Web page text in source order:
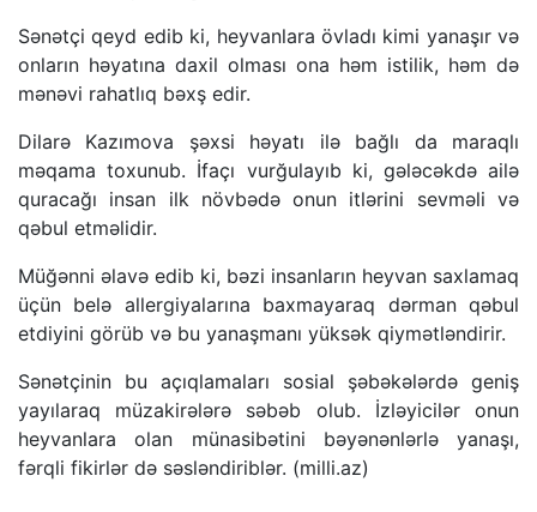
Sənətçi qeyd edib ki, heyvanlara övladı kimi yanaşır və
onların həyatına daxil olması ona həm istilik, həm də
mənəvi rahatlıq bəxş edir.
Dilarə Kazımova şəxsi həyatı ilə bağlı da maraqlı
məqama toxunub. İfaçı vurğulayıb ki, gələcəkdə ailə
quracağı insan ilk növbədə onun itlərini sevməli və
qəbul etməlidir.
Müğənni əlavə edib ki, bəzi insanların heyvan saxlamaq
üçün belə allergiyalarına baxmayaraq dərman qəbul
etdiyini görüb və bu yanaşmanı yüksək qiymətləndirir.
Sənətçinin bu açıqlamaları sosial şəbəkələrdə geniş
yayılaraq müzakirələrə səbəb olub. İzləyicilər onun
heyvanlara olan münasibətini bəyənənlərlə yanaşı,
fərqli fikirlər də səsləndiriblər. (milli.az)